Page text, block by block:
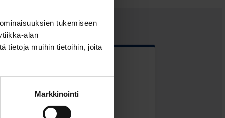
tukemiseen
alan
tietoja muihin tietoihin, joita
Markkinointi